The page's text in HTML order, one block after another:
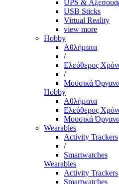
UPS &
USB Sticks
Virtual Reality
view more
Hobby
Αθλήματα
/
Ελεύθερος
/
Μουσικά
Hobby
Αθλήματα
Ελεύθερος
Μουσικά
Wearables
Activity Trackers
/
Smartwatches
Wearables
Activity Trackers
Smartwatches